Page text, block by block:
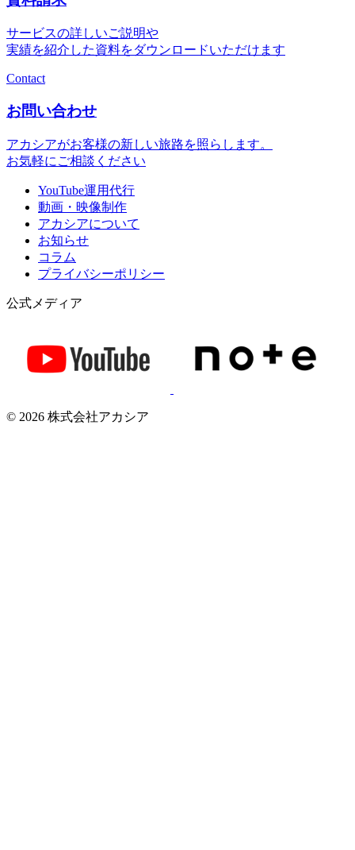
サービスの詳しいご説明や
実績を紹介した資料をダウンロードいただけます
Contact
お問い合わせ
アカシアがお客様の新しい旅路を照らします。
お気軽にご相談ください
YouTube運用代行
動画・映像制作
アカシアについて
お知らせ
コラム
プライバシーポリシー
公式メディア
© 2026 株式会社アカシア